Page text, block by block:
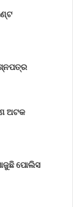
ଅଟକ
ପୋଲିସ